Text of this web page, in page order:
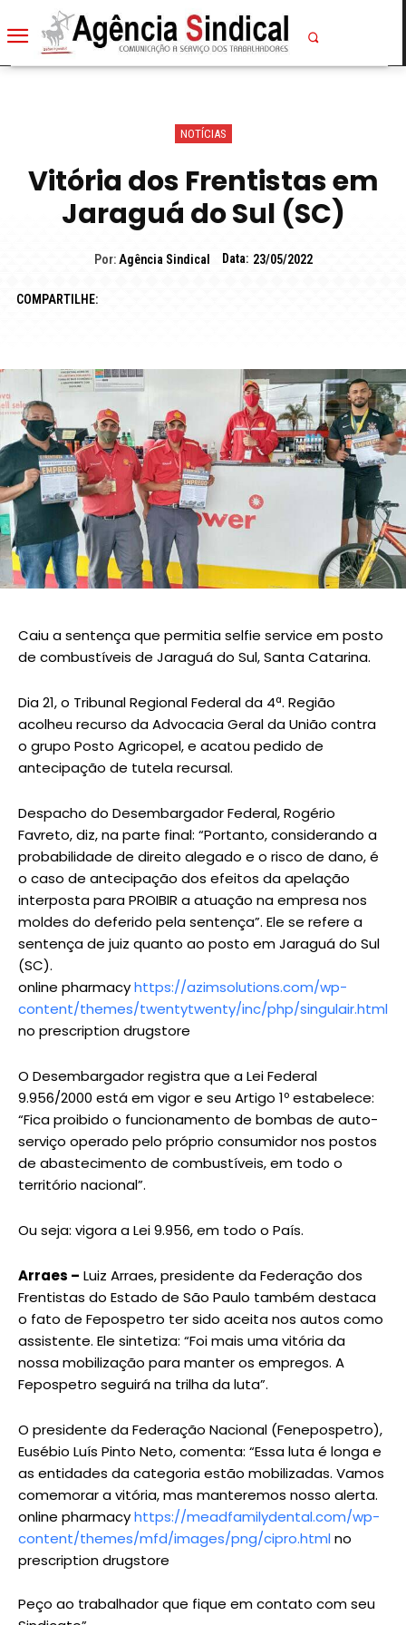
NOTÍCIAS
Vitória dos Frentistas em
Jaraguá do Sul (SC)
Por: Agência Sindical Data: 23/05/2022
COMPARTILHE:
Caiu a sentença que permitia selfie service em posto
de combustíveis de Jaraguá do Sul, Santa Catarina.
Dia 21, o Tribunal Regional Federal da 4ª. Região
acolheu recurso da Advocacia Geral da União contra
o grupo Posto Agricopel, e acatou pedido de
antecipação de tutela recursal.
Despacho do Desembargador Federal, Rogério
Favreto, diz, na parte final: “Portanto, considerando a
probabilidade de direito alegado e o risco de dano, é
o caso de antecipação dos efeitos da apelação
interposta para PROIBIR a atuação na empresa nos
moldes do deferido pela sentença”. Ele se refere a
sentença de juiz quanto ao posto em Jaraguá do Sul
(SC).
online pharmacyhttps://azimsolutions.com/wp-
content/themes/twentytwenty/inc/php/singulair.html
no prescription drugstore
O Desembargador registra que a Lei Federal
9.956/2000 está em vigor e seu Artigo 1º estabelece:
“Fica proibido o funcionamento de bombas de auto-
serviço operado pelo próprio consumidor nos postos
de abastecimento de combustíveis, em todo o
território nacional”.
Ou seja: vigora a Lei 9.956, em todo o País.
Arraes – Luiz Arraes, presidente da Federação dos
Frentistas do Estado de São Paulo também destaca
o fato de Fepospetro ter sido aceita nos autos como
assistente. Ele sintetiza: “Foi mais uma vitória da
nossa mobilização para manter os empregos. A
Fepospetro seguirá na trilha da luta”.
O presidente da Federação Nacional (Fenepospetro),
Eusébio Luís Pinto Neto, comenta: “Essa luta é longa e
as entidades da categoria estão mobilizadas. Vamos
comemorar a vitória, mas manteremos nosso alerta.
online pharmacyhttps://meadfamilydental.com/wp-
content/themes/mfd/images/png/cipro.htmlno
prescription drugstore
Peço ao trabalhador que fique em contato com seu